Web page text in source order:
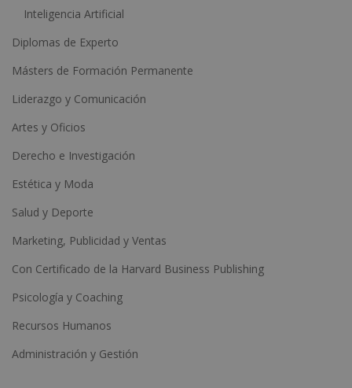
Inteligencia Artificial
Diplomas de Experto
Másters de Formación Permanente
Liderazgo y Comunicación
Artes y Oficios
Derecho e Investigación
Estética y Moda
Salud y Deporte
Marketing, Publicidad y Ventas
Con Certificado de la Harvard Business Publishing
Psicología y Coaching
Recursos Humanos
Administración y Gestión